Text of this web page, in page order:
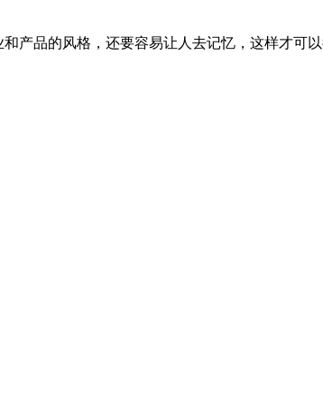
产品的风格，还要容易让人去记忆，这样才可以